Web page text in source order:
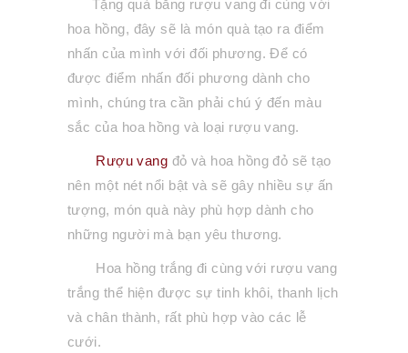
Tặng quà bằng rượu vang đi cùng với
hoa hồng, đây sẽ là món quà tạo ra điểm
nhấn của mình với đối phương. Để có
được điểm nhấn đối phương dành cho
mình, chúng tra cần phải chú ý đến màu
sắc của hoa hồng và loại rượu vang.
Rượu vang đỏ và hoa hồng đỏ sẽ tạo
nên một nét nổi bật và sẽ gây nhiều sự ấn
tượng, món quà này phù hợp dành cho
những người mà bạn yêu thương.
Hoa hồng trắng đi cùng với rượu vang
trắng thể hiện được sự tinh khôi, thanh lịch
và chân thành, rất phù hợp vào các lễ
cưới.